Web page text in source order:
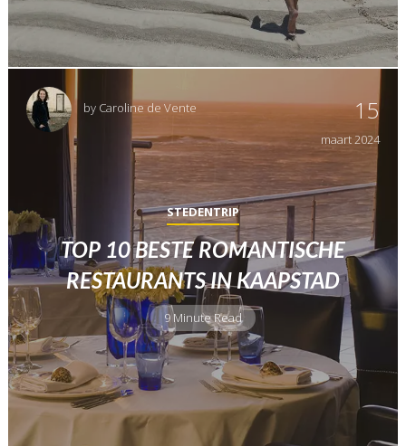
by Caroline de Vente 15
maart2024
STEDENTRIP
TOP 10 BESTE ROMANTISCHE
RESTAURANTS IN KAAPSTAD
9 Minute Read